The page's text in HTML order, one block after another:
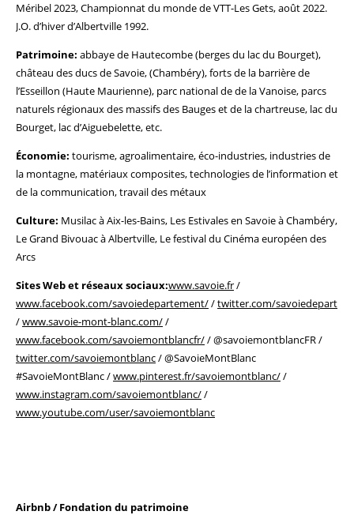
Méribel 2023, Championnat du monde de VTT-Les Gets, août 2022.
J.O. d’hiver d’Albertville 1992.
Patrimoine: abbaye de Hautecombe (berges du lac du Bourget),
château des ducs de Savoie, (Chambéry), forts de la barrière de
l’Esseillon (Haute Maurienne), parc national de de la Vanoise, parcs
naturels régionaux des massifs des Bauges et de la chartreuse, lac du
Bourget, lac d’Aiguebelette, etc.
Économie: tourisme, agroalimentaire, éco-industries, industries de
la montagne, matériaux composites, technologies de l’information et
de la communication, travail des métaux
Culture: Musilac à Aix-les-Bains, Les Estivales en Savoie à Chambéry,
Le Grand Bivouac à Albertville, Le festival du Cinéma européen des
Arcs
Sites Web et réseaux sociaux:www.savoie.fr/
www.facebook.com/savoiedepartement//twitter.com/savoiedepart
/www.savoie-mont-blanc.com//
www.facebook.com/savoiemontblancfr// @savoiemontblancFR /
twitter.com/savoiemontblanc/ @SavoieMontBlanc
#SavoieMontBlanc /www.pinterest.fr/savoiemontblanc//
www.instagram.com/savoiemontblanc//
www.youtube.com/user/savoiemontblanc
Airbnb / Fondation du patrimoine